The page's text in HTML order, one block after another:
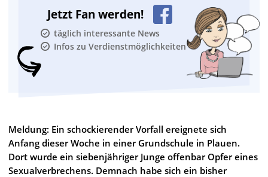
Jetzt Fan werden!
täglich interessante News
Infos zu Verdienstmöglichkeiten
Meldung: Ein schockierender Vorfall ereignete sich
Anfang dieser Woche in einer Grundschule in Plauen.
Dort wurde ein siebenjähriger Junge offenbar Opfer eines
Sexualverbrechens. Demnach habe sich ein bisher